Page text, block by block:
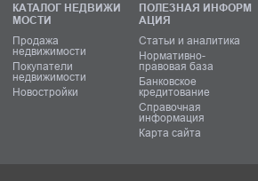
КАТАЛОГ НЕДВИЖИ
МОСТИ
Продажа
недвижимости
Покупатели
недвижимости
Новостройки
ПОЛЕЗНАЯ ИНФОРМ
АЦИЯ
Статьи и аналитика
Нормативно-
правовая база
Банковское
кредитование
Справочная
информация
Карта сайта